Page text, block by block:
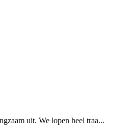
uit. We lopen heel traa...